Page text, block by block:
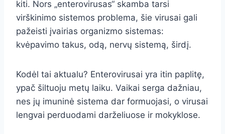
kiti. Nors „enterovirusas“ skamba tarsi
virškinimo sistemos problema, šie virusai gali
pažeisti įvairias organizmo sistemas:
kvėpavimo takus, odą, nervų sistemą, širdį.
Kodėl tai aktualu? Enterovirusai yra itin paplitę,
ypač šiltuoju metų laiku. Vaikai serga dažniau,
nes jų imuninė sistema dar formuojasi, o virusai
lengvai perduodami darželiuose ir mokyklose.